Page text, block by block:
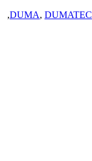
DUMA, DUMATEC
,